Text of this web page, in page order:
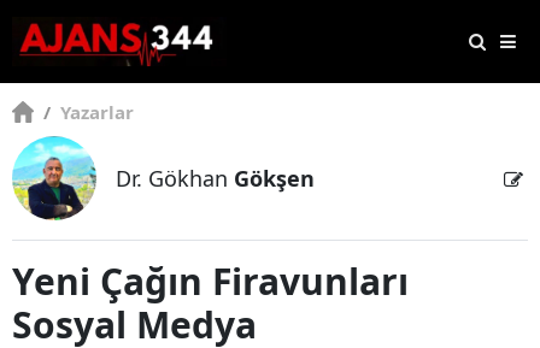
/ Yazarlar
Dr. Gökhan Gökşen
Yeni Çağın Firavunları
Sosyal Medya